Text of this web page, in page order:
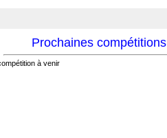
Prochaines compétitions
à venir